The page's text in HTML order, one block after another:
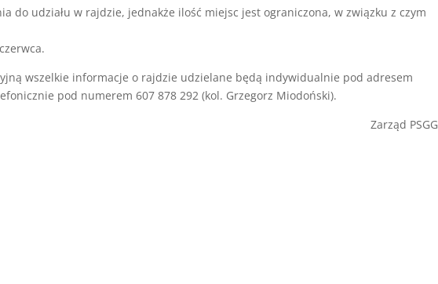
do udziału w rajdzie, jednakże ilość miejsc jest ograniczona, w związku z czym
wszelkie informacje o rajdzie udzielane będą indywidualnie pod adresem
pod numerem 607 878 292 (kol. Grzegorz Miodoński).
Zarząd PSGG